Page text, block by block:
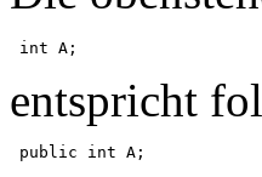
entspricht